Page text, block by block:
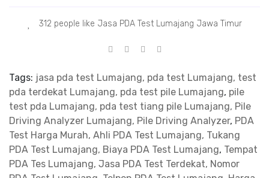
312 people like Jasa PDA Test Lumajang Jawa Timur
Tags: jasa pda test Lumajang, pda test Lumajang, test
pda terdekat Lumajang, pda test pile Lumajang, pile
test pda Lumajang, pda test tiang pile Lumajang, Pile
Driving Analyzer Lumajang, Pile Driving Analyzer, PDA
Test Harga Murah, Ahli PDA Test Lumajang, Tukang
PDA Test Lumajang, Biaya PDA Test Lumajang, Tempat
PDA Tes Lumajang, Jasa PDA Test Terdekat, Nomor